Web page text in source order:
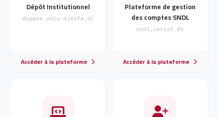
Dépôt Institutionnel
dspace.univ-djelfa.dz
Accéder à la plateforme
Plateforme de gestion
des comptes SNDL
sndl.cerist.dz
Accéder à la plateforme